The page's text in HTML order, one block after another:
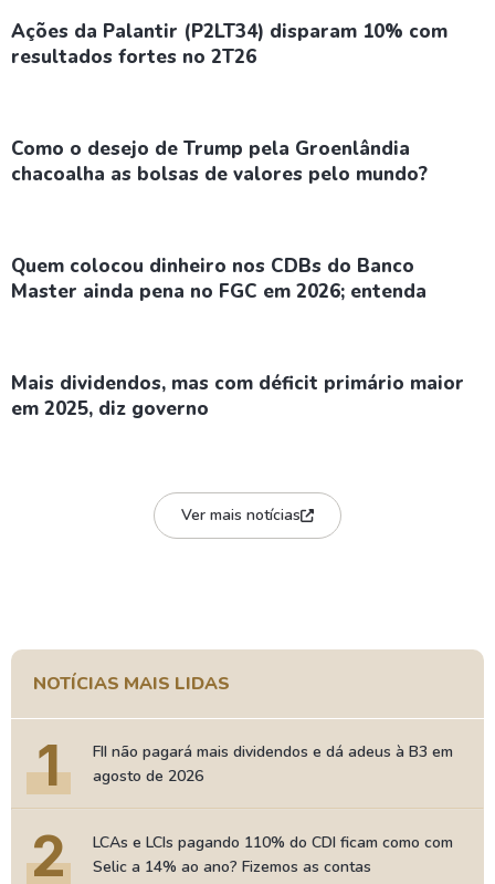
Ações da Palantir (P2LT34) disparam 10% com
resultados fortes no 2T26
Como o desejo de Trump pela Groenlândia
chacoalha as bolsas de valores pelo mundo?
Quem colocou dinheiro nos CDBs do Banco
Master ainda pena no FGC em 2026; entenda
Mais dividendos, mas com déficit primário maior
em 2025, diz governo
Ver mais notícias
NOTÍCIAS MAIS LIDAS
1
FII não pagará mais dividendos e dá adeus à B3 em
agosto de 2026
2
LCAs e LCIs pagando 110% do CDI ficam como com
Selic a 14% ao ano? Fizemos as contas